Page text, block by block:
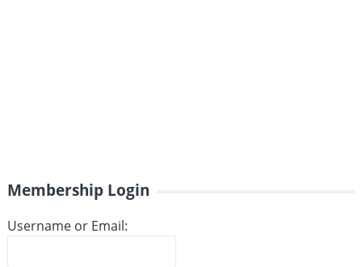
Membership Login
Username or Email: